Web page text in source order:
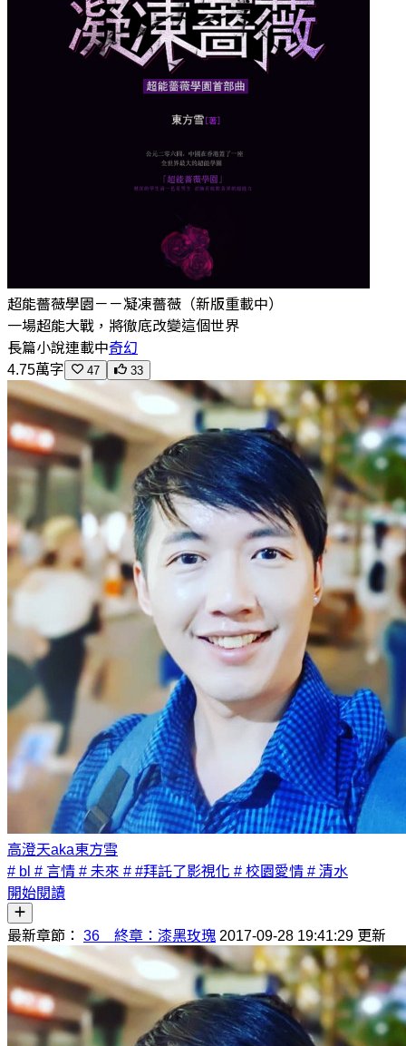
超能薔薇學園－－凝凍薔薇（新版重載中）
一場超能大戰，將徹底改變這個世界
長篇小說連載中奇幻
4.75萬字
47 33
高澄天aka東方雪
# bl # 言情 # 未來 # #拜託了影視化 # 校園愛情 # 清水
開始閱讀
最新章節： 36 終章：漆黑玫瑰 2017-09-28 19:41:29 更新